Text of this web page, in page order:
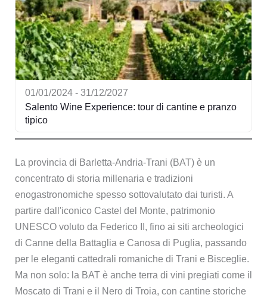
01/01/2024 - 31/12/2027
Salento Wine Experience: tour di cantine e pranzo
tipico
La provincia di Barletta-Andria-Trani (BAT) è un
concentrato di storia millenaria e tradizioni
enogastronomiche spesso sottovalutato dai turisti. A
partire dall'iconico Castel del Monte, patrimonio
UNESCO voluto da Federico II, fino ai siti archeologici
di Canne della Battaglia e Canosa di Puglia, passando
per le eleganti cattedrali romaniche di Trani e Bisceglie.
Ma non solo: la BAT è anche terra di vini pregiati come il
Moscato di Trani e il Nero di Troia, con cantine storiche